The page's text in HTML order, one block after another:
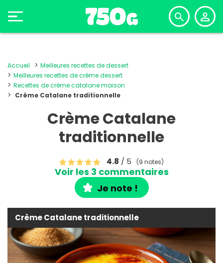
Accueil
Meilleures recettes de dessert
Meilleures recettes de crème dessert
Recettes de crème catalane maison
Crème Catalane traditionnelle
Crème Catalane
traditionnelle
4.8 / 5 (9 notes)
Voir les 3 commentaires
Je note !
Crème Catalane traditionnelle